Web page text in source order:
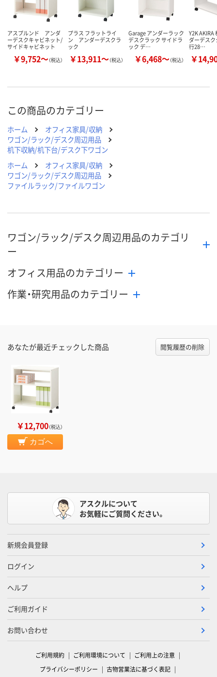
アスプルンド アンダ
ーデスクキャビネット/
サイドキャビネット
￥9,752～（税込）
プラス フラットライ
ン アンダーデスクラ
ック
￥13,911～（税込）
Garage アンダーラック
デスクラック サイドラ
ック デ…
￥6,468～（税込）
Y2K AKIRA
ダーデス
行28…
￥
この商品のカテゴリー
ホーム
オフィス家具/収納
ワゴン/ラック/デスク周辺用品
机下収納/机下台/デスク下ワゴン
ホーム
オフィス家具/収納
ワゴン/ラック/デスク周辺用品
ファイルラック/ファイルワゴン
ワゴン/ラック/デスク周辺用品のカテゴリ
ー
オフィス用品のカテゴリー
作業・研究用品のカテゴリー
あなたが最近チェックした商品 閲覧履歴の削除
￥12,700（税込）
カゴへ
アスクルについて
お気軽にご質問ください。
新規会員登録
ログイン
ヘルプ
ご利用ガイド
お問い合わせ
ご利用規約 ご利用環境について
ご利用上の注意
プライバシーポリシー
古物営業法に基づく表記